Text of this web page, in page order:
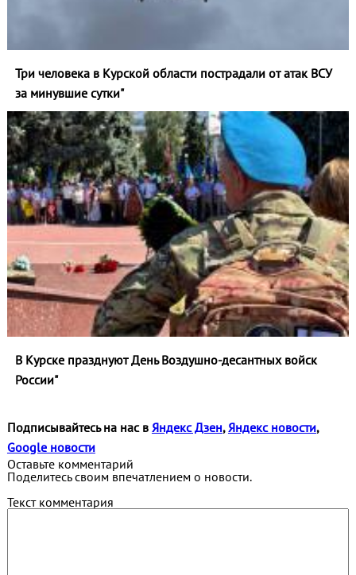
Три человека в Курской области пострадали от атак ВСУ
за минувшие сутки"
В Курске празднуют День Воздушно-десантных войск
России"
Подписывайтесь на нас в Яндекс Дзен, Яндекс новости,
Google новости
Оставьте комментарий
Поделитесь своим впечатлением о новости.
Текст комментария